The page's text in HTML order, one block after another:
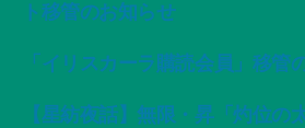
ト移管のお知らせ
「イリスカーラ購読会員」移管
【星紡夜話】無限・昇「灼位の